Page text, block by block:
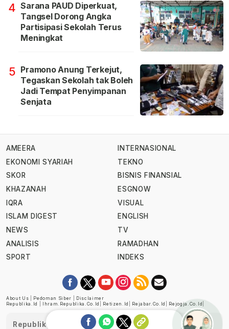
4 Sarana PAUD Diperkuat,
Tangsel Dorong Angka
Partisipasi Sekolah Terus
Meningkat
5 Pramono Anung Terkejut,
Tegaskan Sekolah tak Boleh
Jadi Tempat Penyimpanan
Senjata
AMEERA
EKONOMI SYARIAH
SKOR
KHAZANAH
IQRA
ISLAM DIGEST
NEWS
ANALISIS
SPORT
INTERNASIONAL
TEKNO
BISNIS FINANSIAL
ESGNOW
VISUAL
ENGLISH
TV
RAMADHAN
INDEKS
About Us Pedoman Siber
Disclaimer
Republika.id
Ihram.republika.co.id Retizen.id Rejabar.co.id Rejogja.co.id
Republika telah diverifikasi oleh Dewan Pers